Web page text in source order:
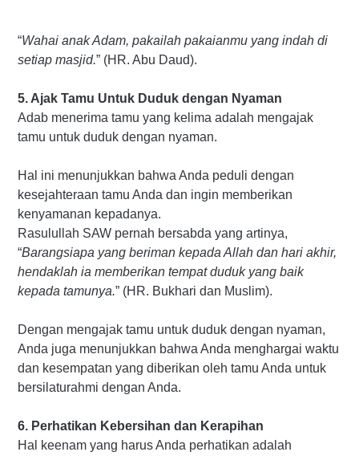
“Wahai anak Adam, pakailah pakaianmu yang indah di
setiap masjid.” (HR. Abu Daud).
5. Ajak Tamu Untuk Duduk dengan Nyaman
Adab menerima tamu yang kelima adalah mengajak
tamu untuk duduk dengan nyaman.
Hal ini menunjukkan bahwa Anda peduli dengan
kesejahteraan tamu Anda dan ingin memberikan
kenyamanan kepadanya.
Rasulullah SAW pernah bersabda yang artinya,
“Barangsiapa yang beriman kepada Allah dan hari akhir,
hendaklah ia memberikan tempat duduk yang baik
kepada tamunya.” (HR. Bukhari dan Muslim).
Dengan mengajak tamu untuk duduk dengan nyaman,
Anda juga menunjukkan bahwa Anda menghargai waktu
dan kesempatan yang diberikan oleh tamu Anda untuk
bersilaturahmi dengan Anda.
6. Perhatikan Kebersihan dan Kerapihan
Hal keenam yang harus Anda perhatikan adalah